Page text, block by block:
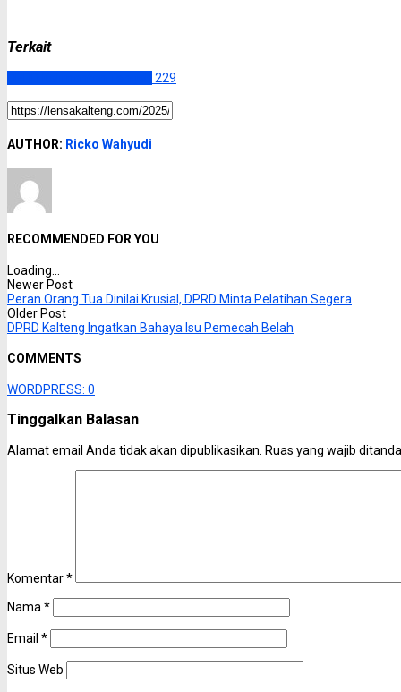
Terkait
229
AUTHOR: Ricko Wahyudi
RECOMMENDED FOR YOU
Loading...
Newer Post
Peran Orang Tua Dinilai Krusial, DPRD Minta Pelatihan Segera
Older Post
DPRD Kalteng Ingatkan Bahaya Isu Pemecah Belah
COMMENTS
WORDPRESS: 0
Tinggalkan Balasan
Alamat email Anda tidak akan dipublikasikan. Ruas yang wajib
Komentar*
Nama *
Email *
Situs Web